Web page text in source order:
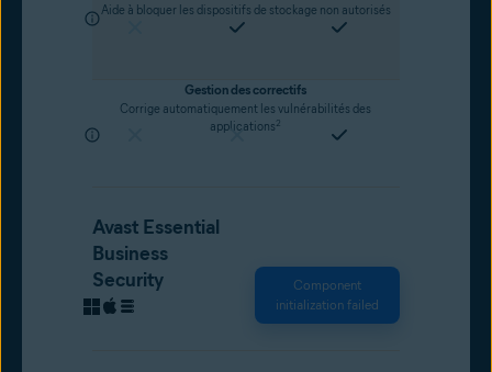
Aide à bloquer les dispositifs de stockage non autorisés
Gestion des correctifs
Corrige automatiquement les vulnérabilités des
applications 2
Avast Essential
Business
Security
Component
initialization failed